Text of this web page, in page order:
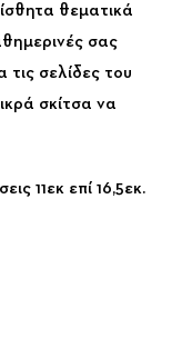
θεματικά
σας
σελίδες του
σκίτσα να
11εκ επί 16,5εκ.